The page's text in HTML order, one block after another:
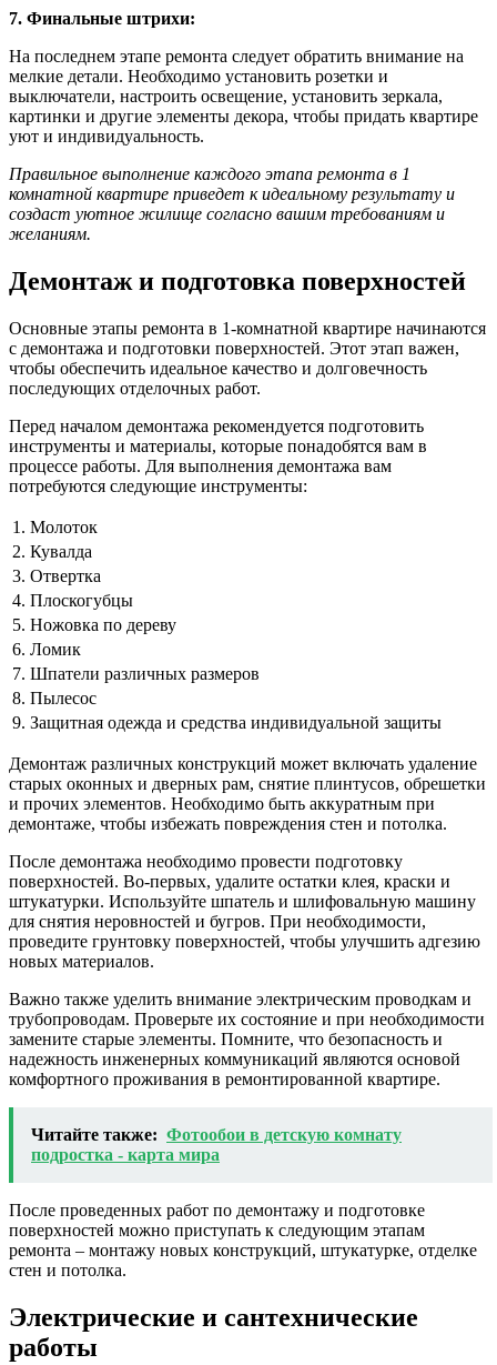
7. Финальные штрихи:
На последнем этапе ремонта следует обратить внимание на
мелкие детали. Необходимо установить розетки и
выключатели, настроить освещение, установить зеркала,
картинки и другие элементы декора, чтобы придать квартире
уют и индивидуальность.
Правильное выполнение каждого этапа ремонта в 1
комнатной квартире приведет к идеальному результату и
создаст уютное жилище согласно вашим требованиям и
желаниям.
Демонтаж и подготовка поверхностей
Основные этапы ремонта в 1-комнатной квартире начинаются
с демонтажа и подготовки поверхностей. Этот этап важен,
чтобы обеспечить идеальное качество и долговечность
последующих отделочных работ.
Перед началом демонтажа рекомендуется подготовить
инструменты и материалы, которые понадобятся вам в
процессе работы. Для выполнения демонтажа вам
потребуются следующие инструменты:
1. Молоток
2. Кувалда
3. Отвертка
4. Плоскогубцы
5. Ножовка по дереву
6. Ломик
7. Шпатели различных размеров
8. Пылесос
9. Защитная одежда и средства индивидуальной защиты
Демонтаж различных конструкций может включать удаление
старых оконных и дверных рам, снятие плинтусов, обрешетки
и прочих элементов. Необходимо быть аккуратным при
демонтаже, чтобы избежать повреждения стен и потолка.
После демонтажа необходимо провести подготовку
поверхностей. Во-первых, удалите остатки клея, краски и
штукатурки. Используйте шпатель и шлифовальную машину
для снятия неровностей и бугров. При необходимости,
проведите грунтовку поверхностей, чтобы улучшить адгезию
новых материалов.
Важно также уделить внимание электрическим проводкам и
трубопроводам. Проверьте их состояние и при необходимости
замените старые элементы. Помните, что безопасность и
надежность инженерных коммуникаций являются основой
комфортного проживания в ремонтированной квартире.
Читайте также: Фотообои в детскую комнату
подростка - карта мира
После проведенных работ по демонтажу и подготовке
поверхностей можно приступать к следующим этапам
ремонта – монтажу новых конструкций, штукатурке, отделке
стен и потолка.
Электрические и сантехнические
работы